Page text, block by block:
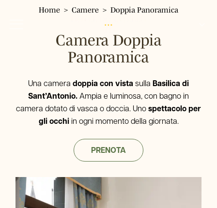
Home
Hotel
Camere
Singola
Doppia Classic
Tripla
Quadrupla
Servizi
Dove siamo
Ristorante
Gallery
Offerte
Home Camere Doppia Panoramica
Camera Doppia
Panoramica
Una camera doppia con vista sulla Basilica di
Sant’Antonio.Ampia e luminosa, con bagno in
camera dotato di vasca o doccia. Unospettacolo per
gli occhiin ogni momento della giornata.
PRENOTA